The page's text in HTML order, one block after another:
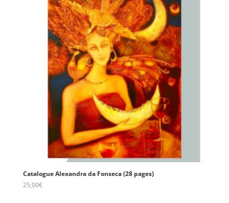
Catalogue Alexandra da Fonseca (28 pages)
25,00€